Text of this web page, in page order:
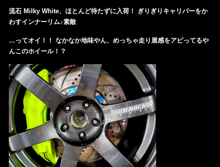
流石 Milky White、ほとんど待たずに入荷！ ぎりぎりキャリパーをか
わすインナーリム♪素敵
…ってオイ！！ なかなか地味やん、めっちゃ走り屋感をアピってるや
んこのホイール！？